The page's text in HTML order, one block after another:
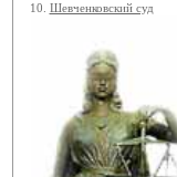
10. Шевченковский суд